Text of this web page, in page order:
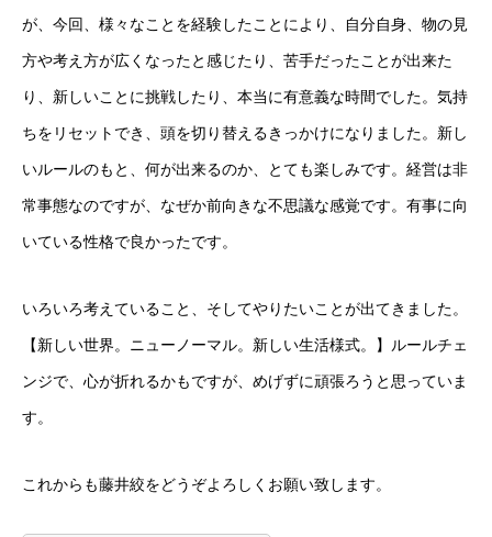
が、今回、様々なことを経験したことにより、自分自身、物の見
方や考え方が広くなったと感じたり、苦手だったことが出来た
り、新しいことに挑戦したり、本当に有意義な時間でした。気持
ちをリセットでき、頭を切り替えるきっかけになりました。新し
いルールのもと、何が出来るのか、とても楽しみです。経営は非
常事態なのですが、なぜか前向きな不思議な感覚です。有事に向
いている性格で良かったです。
いろいろ考えていること、そしてやりたいことが出てきました。
【新しい世界。ニューノーマル。新しい生活様式。】ルールチェ
ンジで、心が折れるかもですが、めげずに頑張ろうと思っていま
す。
これからも藤井絞をどうぞよろしくお願い致します。